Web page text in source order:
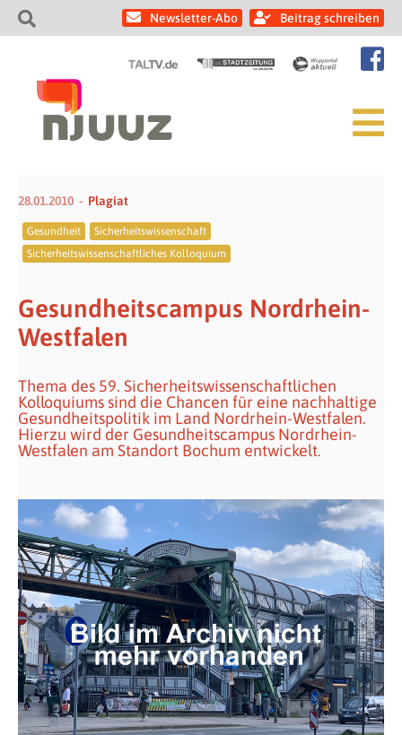
Newsletter-Abo Beitrag schreiben
28.01.2010 Plagiat
Gesundheit
Sicherheitswissenschaft
Sicherheitswissenschaftliches Kolloquium
Gesundheitscampus Nordrhein-
Westfalen
Thema des 59. Sicherheitswissenschaftlichen
Kolloquiums sind die Chancen für eine nachhaltige
Gesundheitspolitik im Land Nordrhein-Westfalen.
Hierzu wird der Gesundheitscampus Nordrhein-
Westfalen am Standort Bochum entwickelt.